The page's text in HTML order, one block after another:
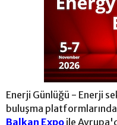
Enerji Günlüğü - Enerji
buluşma
Balkan Expo ile